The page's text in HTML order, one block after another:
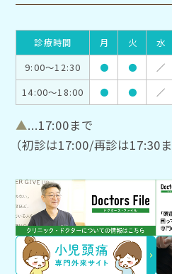
診療時間 月 火 水
9:00～12:30
● ● ／
14:00～18:00
● ● ／
▲...17:00まで
（初診は17:00/再診は17:30ま